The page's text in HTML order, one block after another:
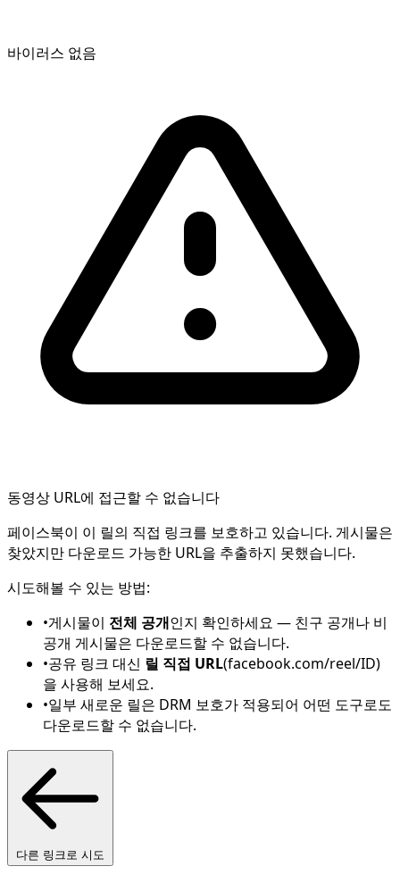
바이러스 없음
동영상 URL에 접근할 수 없습니다
페이스북이 이 릴의 직접 링크를 보호하고 있습니다. 게시물은
찾았지만 다운로드 가능한 URL을 추출하지 못했습니다.
시도해볼 수 있는 방법:
•게시물이 전체 공개인지 확인하세요 — 친구 공개나 비
공개 게시물은 다운로드할 수 없습니다.
•공유 링크 대신 릴 직접 URL(facebook.com/reel/ID)
을 사용해 보세요.
•일부 새로운 릴은 DRM 보호가 적용되어 어떤 도구로도
다운로드할 수 없습니다.
다른 링크로 시도